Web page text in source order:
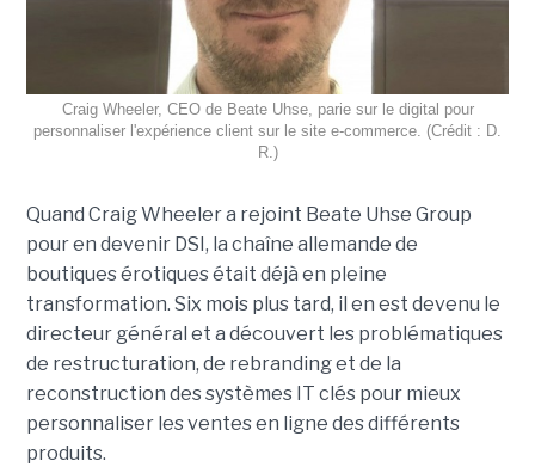
Craig Wheeler, CEO de Beate Uhse, parie sur le digital pour
personnaliser l'expérience client sur le site e-commerce. (Crédit : D.
R.)
Quand Craig Wheeler a rejoint Beate Uhse Group
pour en devenir DSI, la chaîne allemande de
boutiques érotiques était déjà en pleine
transformation. Six mois plus tard, il en est devenu le
directeur général et a découvert les problématiques
de restructuration, de rebranding et de la
reconstruction des systèmes IT clés pour mieux
personnaliser les ventes en ligne des différents
produits.